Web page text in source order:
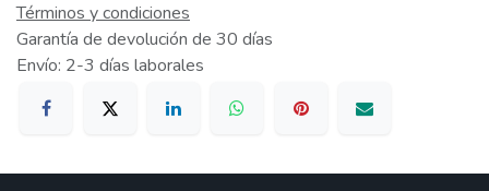
Términos y condiciones
Garantía de devolución de 30 días
Envío: 2-3 días laborales